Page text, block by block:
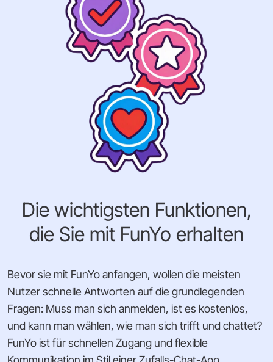
Die wichtigsten Funktionen,
die Sie mit FunYo erhalten
Bevor sie mit FunYo anfangen, wollen die meisten
Nutzer schnelle Antworten auf die grundlegenden
Fragen: Muss man sich anmelden, ist es kostenlos,
und kann man wählen, wie man sich trifft und chattet?
FunYo ist für schnellen Zugang und flexible